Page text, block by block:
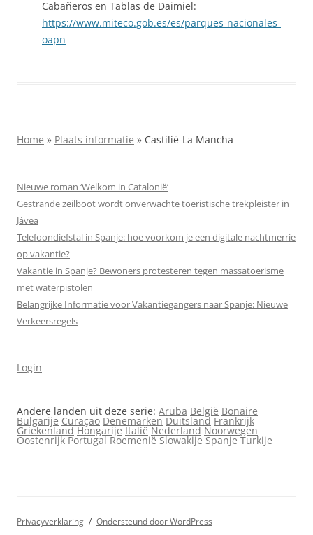
Cabañeros en Tablas de Daimiel:
https://www.miteco.gob.es/es/parques-nacionales-
oapn
Home » Plaats informatie » Castilië-La Mancha
Nieuwe roman ‘Welkom in Catalonië’
Gestrande zeilboot wordt onverwachte toeristische trekpleister in
Jávea
Telefoondiefstal in Spanje: hoe voorkom je een digitale nachtmerrie
op vakantie?
Vakantie in Spanje? Bewoners protesteren tegen massa­toerisme
met waterpistolen
Belangrijke Informatie voor Vakantiegangers naar Spanje: Nieuwe
Verkeersregels
Login
Andere landen uit deze serie: Aruba België Bonaire
Bulgarije Curaçao Denemarken Duitsland Frankrijk
Griekenland Hongarije Italië Nederland Noorwegen
Oostenrijk Portugal Roemenië Slowakije Spanje Turkije
Privacyverklaring Ondersteund door WordPress